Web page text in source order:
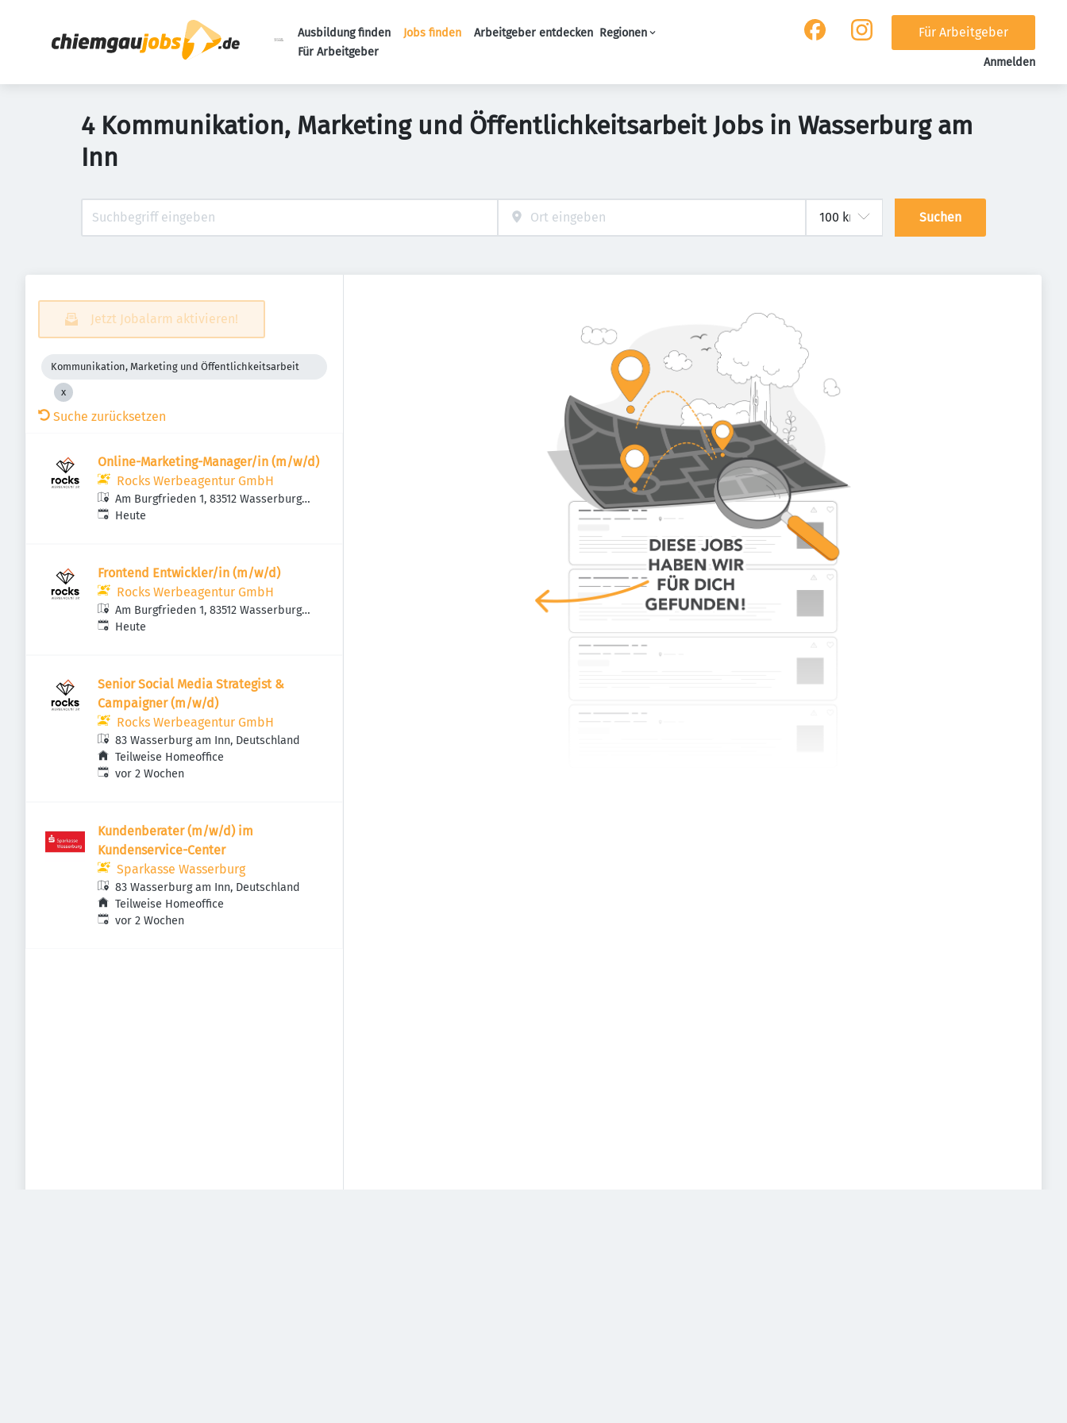
Ausbildung finden Jobs finden Arbeitgeber entdecken Regionen
Für Arbeitgeber
Für Arbeitgeber
Anmelden
4 Kommunikation, Marketing und Öffentlichkeitsarbeit Jobs in Wasserburg am
Inn
Suchen
Jetzt Jobalarm aktivieren!
Kommunikation, Marketing und Öffentlichkeitsarbeit
Suche zurücksetzen
Online-Marketing-Manager/in (m/w/d)
Rocks Werbeagentur GmbH
Am Burgfrieden 1, 83512 Wasserburg
am Inn, Deutschland
Veröffentlicht
Heute
Frontend Entwickler/in (m/w/d)
Rocks Werbeagentur GmbH
Am Burgfrieden 1, 83512 Wasserburg
am Inn, Deutschland
Veröffentlicht
Heute
Senior Social Media Strategist &
Campaigner (m/w/d)
Rocks Werbeagentur GmbH
83 Wasserburg am Inn, Deutschland
Teilweise Homeoffice
Veröffentlicht:
vor 2 Wochen
Kundenberater (m/w/d) im
Kundenservice-Center
Sparkasse Wasserburg
83 Wasserburg am Inn, Deutschland
Teilweise Homeoffice
Veröffentlicht:
vor 2 Wochen